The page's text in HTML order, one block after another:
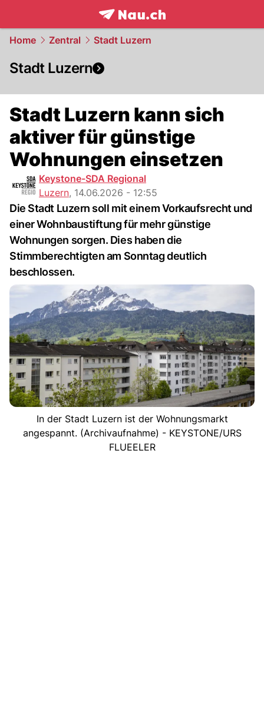
frontpage.NAU.ch
Home Zentral Stadt Luzern
Stadt Luzern
Stadt Luzern kann sich
aktiver für günstige
Wohnungen einsetzen
Keystone-SDA Regional
Luzern, 14.06.2026 - 12:55
Die Stadt Luzern soll mit einem Vorkaufsrecht und
einer Wohnbaustiftung für mehr günstige
Wohnungen sorgen. Dies haben die
Stimmberechtigten am Sonntag deutlich
beschlossen.
In der Stadt Luzern ist der Wohnungsmarkt
angespannt. (Archivaufnahme) - KEYSTONE/URS
FLUEELER